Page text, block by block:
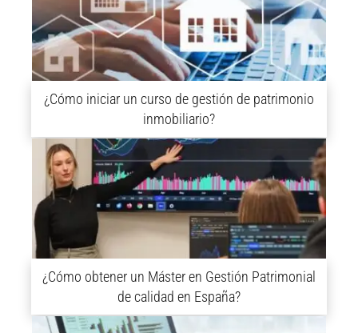
¿Cómo iniciar un curso de gestión de patrimonio
inmobiliario?
¿Cómo obtener un Máster en Gestión Patrimonial
de calidad en España?